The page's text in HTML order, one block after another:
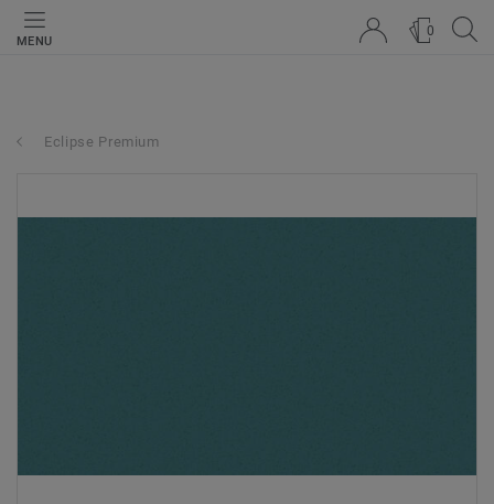
MENU
0
Eclipse Premium